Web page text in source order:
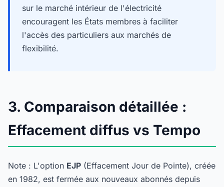
sur le marché intérieur de l'électricité
encouragent les États membres à faciliter
l'accès des particuliers aux marchés de
flexibilité.
3. Comparaison détaillée :
Effacement diffus vs Tempo
Note : L'option EJP (Effacement Jour de Pointe), créée
en 1982, est fermée aux nouveaux abonnés depuis